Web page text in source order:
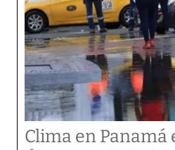
Clima en Panamá